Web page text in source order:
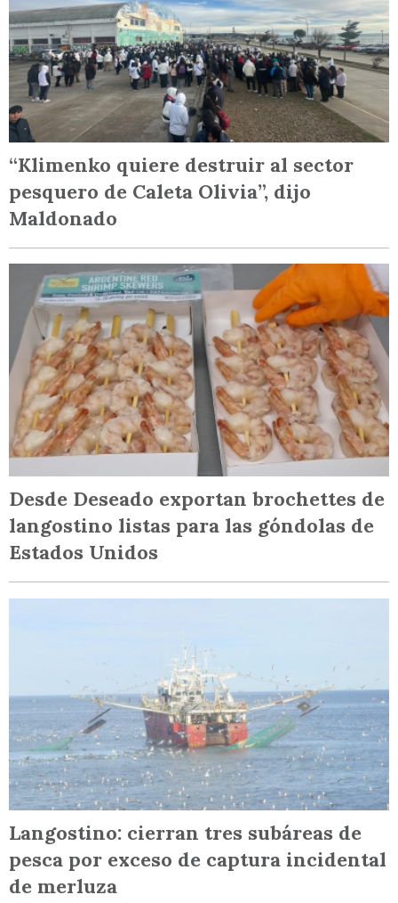
“Klimenko quiere destruir al sector
pesquero de Caleta Olivia”, dijo
Maldonado
Desde Deseado exportan brochettes de
langostino listas para las góndolas de
Estados Unidos
Langostino: cierran tres subáreas de
pesca por exceso de captura incidental
de merluza